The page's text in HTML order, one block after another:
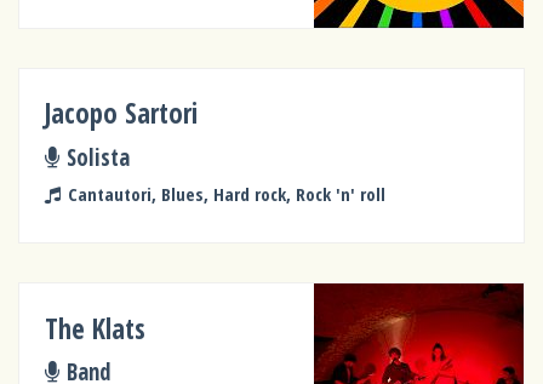
Jacopo Sartori
Solista
Cantautori, Blues, Hard rock, Rock 'n' roll
The Klats
Band